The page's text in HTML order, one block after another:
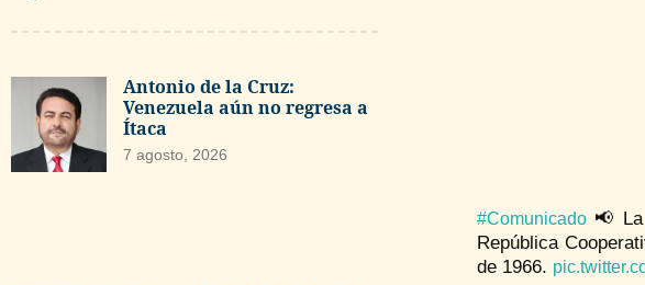
Antonio de la Cruz:
Venezuela aún no regresa a
Ítaca
7 agosto, 2026
#Comunicado📢 La
República
de 1966.